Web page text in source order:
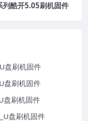
列酷开5.05刷机固件
盘刷机固件
盘刷机固件
盘刷机固件
盘刷机固件